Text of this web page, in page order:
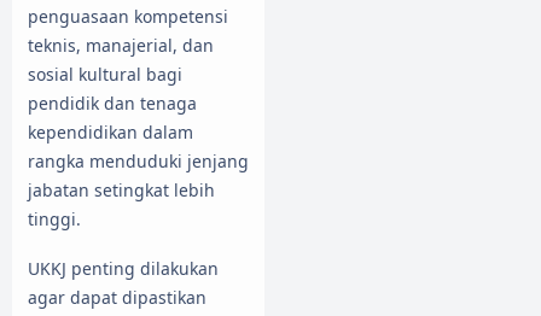
penguasaan kompetensi
teknis, manajerial, dan
sosial kultural bagi
pendidik dan tenaga
kependidikan dalam
rangka menduduki jenjang
jabatan setingkat lebih
tinggi.
UKKJ penting dilakukan
agar dapat dipastikan